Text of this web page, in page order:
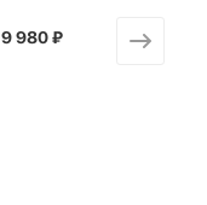
от
9 980 ₽